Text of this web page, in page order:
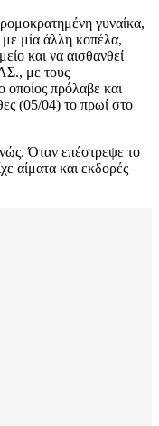
γυναίκα,
μία άλλη κοπέλα,
και να αισθανθεί
με τους
οποίος πρόλαβε και
(05/04) το πρωί στο
Όταν επέστρεψε το
αίματα και εκδορές